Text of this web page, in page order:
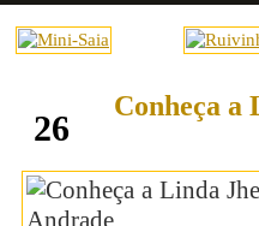
26
Conheça a